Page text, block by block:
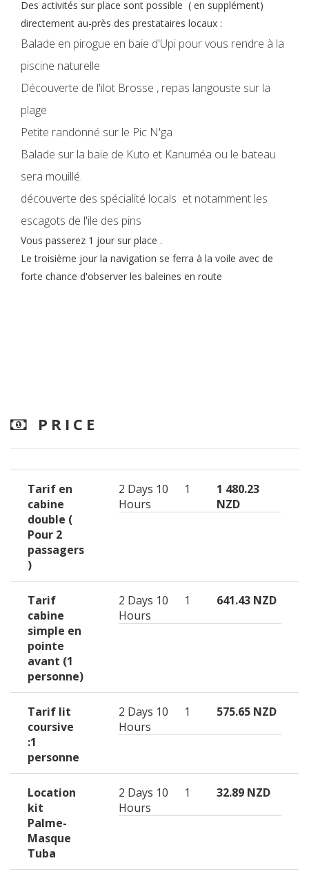
Des activités sur place sont possible ( en supplément)
directement au-près des prestataires locaux :
Balade en pirogue en baie d'Upi pour vous rendre à la
piscine naturelle
Découverte de l'ilot Brosse , repas langouste sur la
plage
Petite randonné sur le Pic N'ga
Balade sur la baie de Kuto et Kanuméa ou le bateau
sera mouillé.
découverte des spécialité locals et notamment les
escagots de l'ile des pins
Vous passerez 1 jour sur place .
Le troisième jour la navigation se ferra à la voile avec de
forte chance d'observer les baleines en route
PRICE
Tarif en
cabine
double (
Pour 2
passagers
)
2 Days 10
Hours
1
1 480.23
NZD
Tarif
cabine
simple en
pointe
avant (1
personne)
2 Days 10
Hours
1 641.43 NZD
Tarif lit
coursive
:1
personne
2 Days 10
Hours
1 575.65 NZD
Location
kit
Palme-
Masque
Tuba
2 Days 10
Hours
1 32.89 NZD